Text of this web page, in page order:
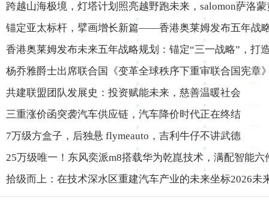
跨越山海极境，灯塔计划照亮越野跑未来，salomon萨洛
锚定亚太标杆，擘画增长新篇——香港奥莱姆发布五年战
香港奥莱姆发布未来五年战略规划：锚定“三一战略”，打
杨乔雅爵士出席联合国《变革全球秩序下重审联合国宪章
共建联盟团队发展史：投资赋能未来，慈善温暖社会
三重涨价函突袭汽车供应链，汽车降价时代正在终结
7万级方盒子，后独悬 flymeauto，吉利牛仔不讲武德
25万级唯一！东风奕派m8搭载华为乾崑技术，满配智能六
拾级而上：在技术深水区重建汽车产业的未来坐标2026未